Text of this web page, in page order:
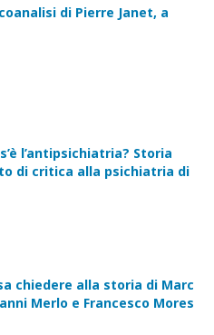
di Pierre Janet, a
l’antipsichiatria? Storia
di critica alla psichiatria di
chiedere alla storia di Marc
Merlo e Francesco Mores